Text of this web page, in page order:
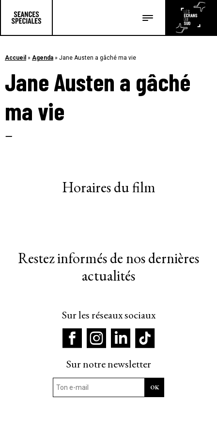
Les articles
Accueil » Agenda » Jane Austen a gâché ma vie
Jane Austen a gâché
ma vie
–
Horaires du film
Restez informés de nos dernières
actualités
Sur les réseaux sociaux
Sur notre newsletter